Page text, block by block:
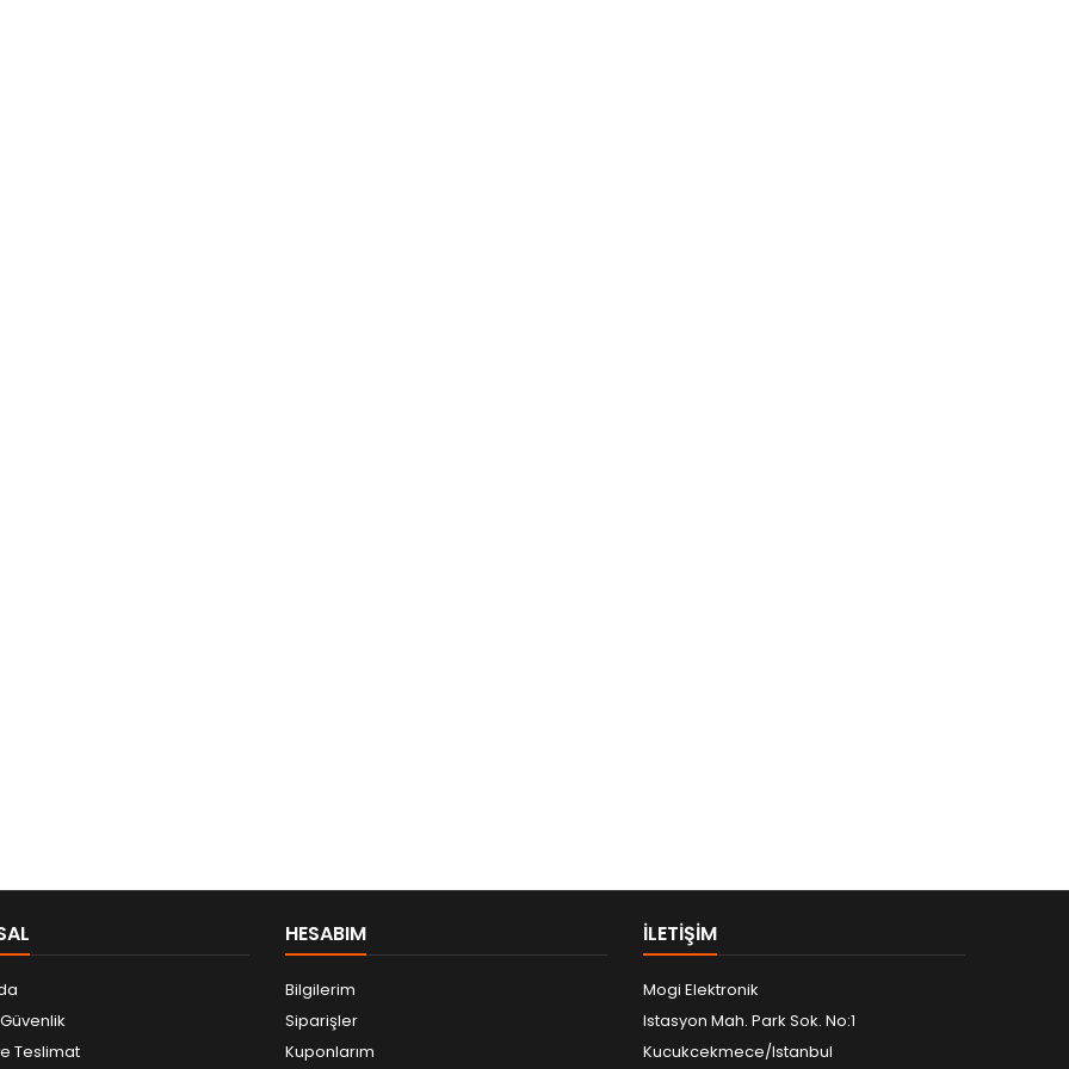
Teslimat
HESABIM
Bilgilerim
Siparişler
Kuponlarım
ILETIŞIM
Mogi Elektronik
Istasyon Mah. Park Sok. No:1
Kucukcekmece/Istanbul